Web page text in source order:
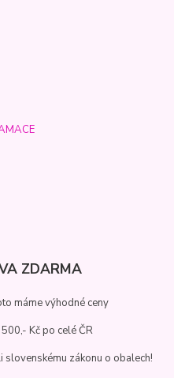
ZDARMA
máme výhodné ceny
Kč po celé ČR
zákonu o obalech!